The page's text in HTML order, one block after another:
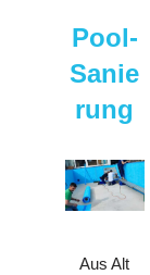
Pool-
Sanie
rung
Aus Alt